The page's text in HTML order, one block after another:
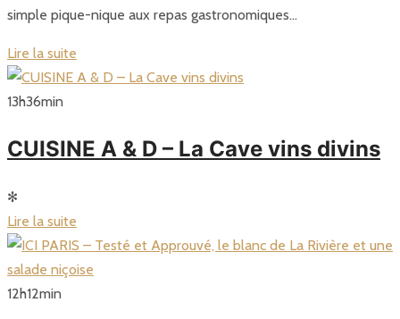
simple pique-nique aux repas gastronomiques…
Lire la suite
13h36min
CUISINE A & D – La Cave vins divins
✻
Lire la suite
12h12min